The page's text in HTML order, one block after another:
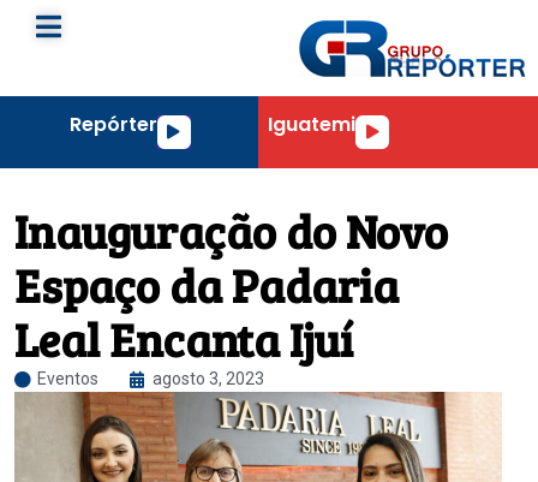
RepórterTocador
IguatemiTocador
Inauguração do Novo
Espaço da Padaria
Leal Encanta Ijuí
Eventos agosto 3, 2023